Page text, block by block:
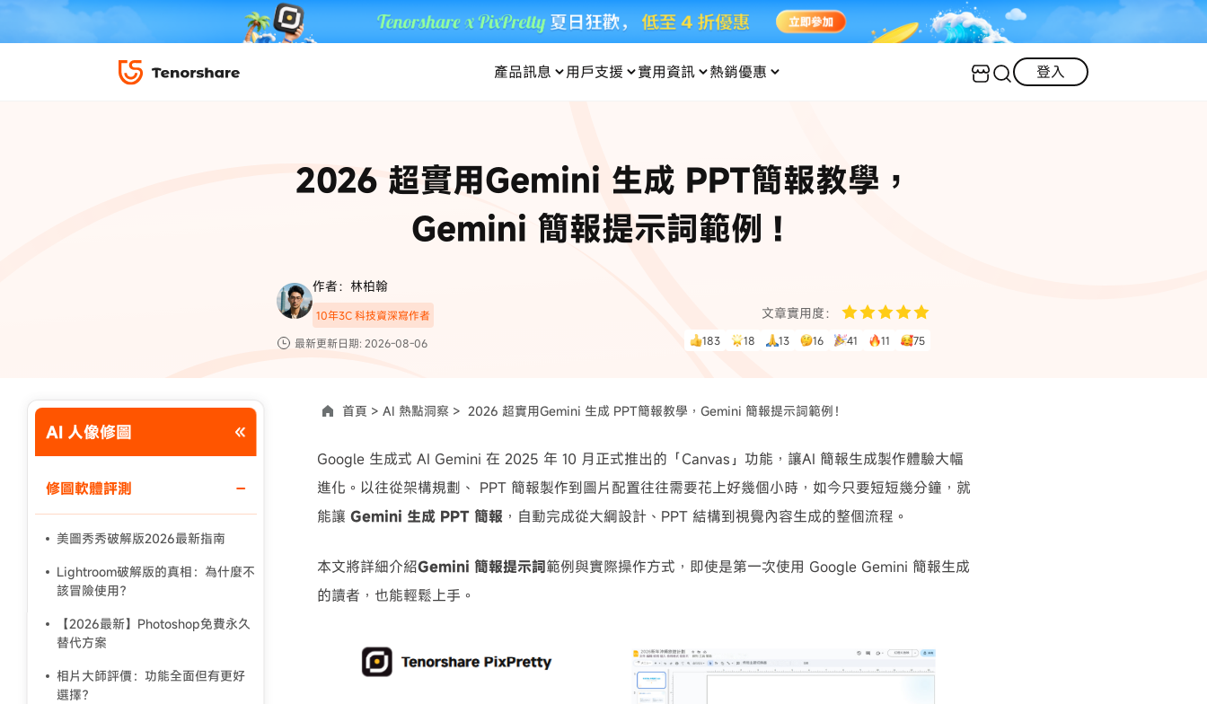
產品訊息
4DDiG Win 資料救援
4DDiG Mac 資料救援
新版本
UltData LINE 數據恢復
UltData WhatsApp 數據恢復
·三星手機螢幕黑屏
用戶支援 實用資訊
·iPhone 照片備份到外接硬碟
·電腦傳影片到 iPhone
·iPhone 永久刪除的照片如何
·Pokemo GO Plus 無法配對
·大家報寶貝
·寶可夢自動抓寶
為您提供最豐富的教學影片
人像修圖 AI 資訊
資料救援
為您提供最實用的數位教學
熱銷優惠
暢遊全球！
限時 5 折優惠，立即入手！
複製折扣碼
前往搶購
使用說明：以上折扣碼僅用於 iAnyGo 終身方案,加購後即可使用！
登入
2026 超實用Gemini 生成 PPT簡報教學，
Gemini 簡報提示詞範例！
作者：林柏翰
10年3C 科技資深寫作者
最新更新日期: 2026-08-06
文章實用度：
183 18 13 16 41 11 75
AI 人像修圖
修圖軟體評測
美圖秀秀破解版2026最新指南
Lightroom破解版的真相：為什麼不
該冒險使用？
【2026最新】Photoshop免費永久
替代方案
相片大師評價：功能全面但有更好
選擇？
首頁 > AI 熱點洞察 > 2026 超實用Gemini 生成 PPT簡報教學，Gemini 簡報提示詞範例！
Google 生成式 AI Gemini 在 2025 年 10 月正式推出的「Canvas」功能，讓AI 簡報生成製作體驗大幅
進化。以往從架構規劃、 PPT 簡報製作到圖片配置往往需要花上好幾個小時，如今只要短短幾分鐘，就
能讓 Gemini 生成 PPT 簡報 ，自動完成從大綱設計、PPT 結構到視覺內容生成的整個流程。
本文將詳細介紹Gemini 簡報提示詞範例與實際操作方式，即使是第一次使用 Google Gemini 簡報生成
的讀者，也能輕鬆上手。